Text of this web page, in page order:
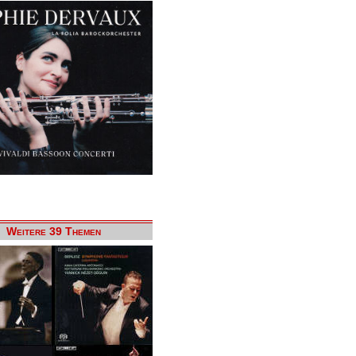
Weitere 39 Themen